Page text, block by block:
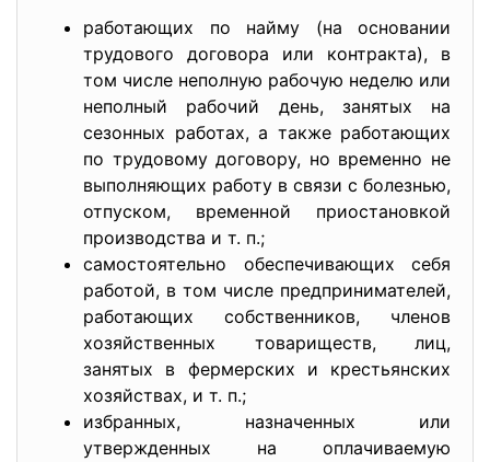
работающих по найму (на основании
трудового договора или контракта), в
том числе неполную рабочую неделю или
неполный рабочий день, занятых на
сезонных работах, а также работающих
по трудовому договору, но временно не
выполняющих работу в связи с болезнью,
отпуском, временной приостановкой
производства и т. п.;
самостоятельно обеспечивающих себя
работой, в том числе предпринимателей,
работающих собственников, членов
хозяйственных товариществ, лиц,
занятых в фермерских и крестьянских
хозяйствах, и т. п.;
избранных, назначенных или
утвержденных на оплачиваемую